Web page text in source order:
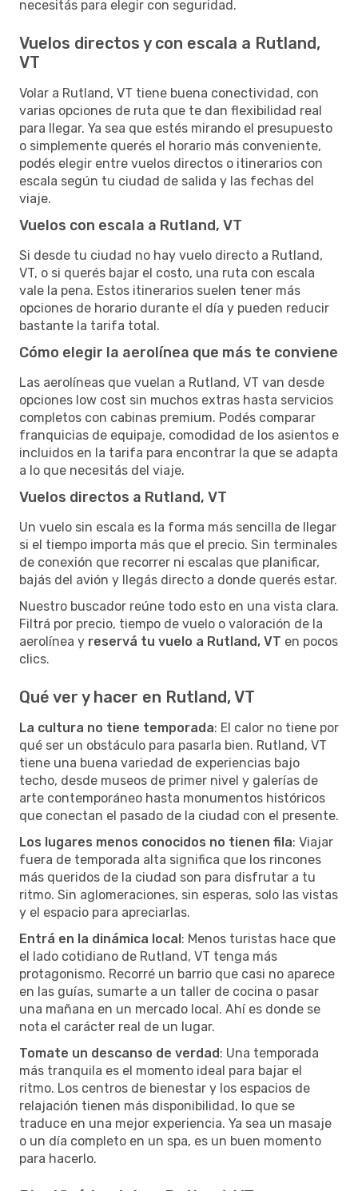
necesitás para elegir con seguridad.
Vuelos directos y con escala a Rutland,
VT
Volar a Rutland, VT tiene buena conectividad, con
varias opciones de ruta que te dan flexibilidad real
para llegar. Ya sea que estés mirando el presupuesto
o simplemente querés el horario más conveniente,
podés elegir entre vuelos directos o itinerarios con
escala según tu ciudad de salida y las fechas del
viaje.
Vuelos con escala a Rutland, VT
Si desde tu ciudad no hay vuelo directo a Rutland,
VT, o si querés bajar el costo, una ruta con escala
vale la pena. Estos itinerarios suelen tener más
opciones de horario durante el día y pueden reducir
bastante la tarifa total.
Cómo elegir la aerolínea que más te conviene
Las aerolíneas que vuelan a Rutland, VT van desde
opciones low cost sin muchos extras hasta servicios
completos con cabinas premium. Podés comparar
franquicias de equipaje, comodidad de los asientos e
incluidos en la tarifa para encontrar la que se adapta
a lo que necesitás del viaje.
Vuelos directos a Rutland, VT
Un vuelo sin escala es la forma más sencilla de llegar
si el tiempo importa más que el precio. Sin terminales
de conexión que recorrer ni escalas que planificar,
bajás del avión y llegás directo a donde querés estar.
Nuestro buscador reúne todo esto en una vista clara.
Filtrá por precio, tiempo de vuelo o valoración de la
aerolínea y reservá tu vuelo a Rutland, VT en pocos
clics.
Qué ver y hacer en Rutland, VT
La cultura no tiene temporada: El calor no tiene por
qué ser un obstáculo para pasarla bien. Rutland, VT
tiene una buena variedad de experiencias bajo
techo, desde museos de primer nivel y galerías de
arte contemporáneo hasta monumentos históricos
que conectan el pasado de la ciudad con el presente.
Los lugares menos conocidos no tienen fila: Viajar
fuera de temporada alta significa que los rincones
más queridos de la ciudad son para disfrutar a tu
ritmo. Sin aglomeraciones, sin esperas, solo las vistas
y el espacio para apreciarlas.
Entrá en la dinámica local: Menos turistas hace que
el lado cotidiano de Rutland, VT tenga más
protagonismo. Recorré un barrio que casi no aparece
en las guías, sumarte a un taller de cocina o pasar
una mañana en un mercado local. Ahí es donde se
nota el carácter real de un lugar.
Tomate un descanso de verdad: Una temporada
más tranquila es el momento ideal para bajar el
ritmo. Los centros de bienestar y los espacios de
relajación tienen más disponibilidad, lo que se
traduce en una mejor experiencia. Ya sea un masaje
o un día completo en un spa, es un buen momento
para hacerlo.